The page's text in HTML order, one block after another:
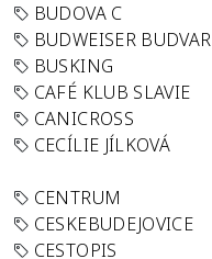
BUDOVA C
BUDWEISER BUDVAR
BUSKING
CAFÉ KLUB SLAVIE
CANICROSS
CECÍLIE JÍLKOVÁ
CENTRUM
CESKEBUDEJOVICE
CESTOPIS